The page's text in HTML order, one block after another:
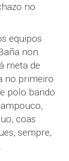
no
equipos
non
meta de
no primeiro
polo bando
coas
sempre,